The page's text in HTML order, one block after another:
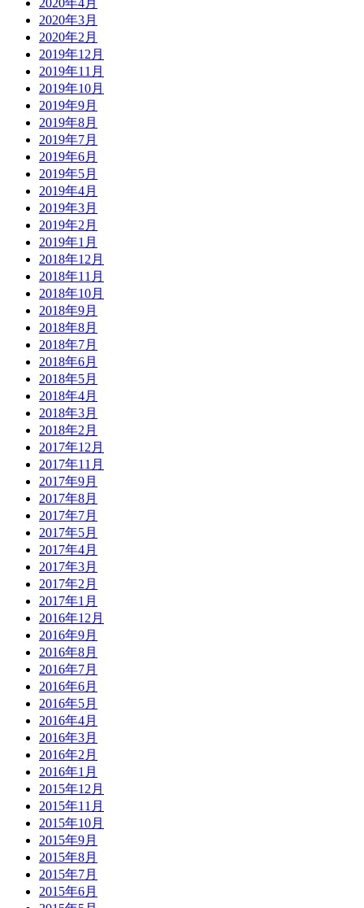
2020年3月
2020年2月
2019年12月
2019年11月
2019年10月
2019年9月
2019年8月
2019年7月
2019年6月
2019年5月
2019年4月
2019年3月
2019年2月
2019年1月
2018年12月
2018年11月
2018年10月
2018年9月
2018年8月
2018年7月
2018年6月
2018年5月
2018年4月
2018年3月
2018年2月
2017年12月
2017年11月
2017年9月
2017年8月
2017年7月
2017年5月
2017年4月
2017年3月
2017年2月
2017年1月
2016年12月
2016年9月
2016年8月
2016年7月
2016年6月
2016年5月
2016年4月
2016年3月
2016年2月
2016年1月
2015年12月
2015年11月
2015年10月
2015年9月
2015年8月
2015年7月
2015年6月